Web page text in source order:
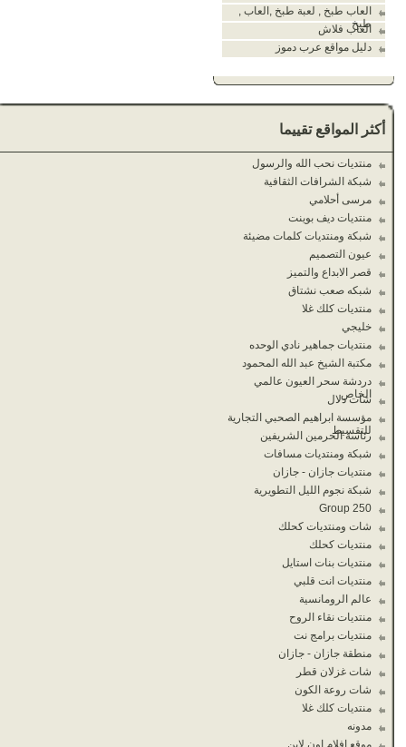
العاب طبخ , لعبة طبخ ,العاب ,
طبخ
العاب فلاش
دليل مواقع عرب دموز
أكثر المواقع تقييما
منتديات نحب الله والرسول
شبكة الشرافات الثقافية
مرسى أحلامي
منتديات ديف بوينت
شبكة ومنتديات كلمات مضيئة
عيون التصميم
قصر الابداع والتميز
شبكه صعب نشتاق
منتديات كلك غلا
خليجي
منتديات جماهير نادي الوحده
مكتبة الشيخ عبد الله المحمود
دردشة سحر العيون عالمي
الخاص
شات دلال
مؤسسة ابراهيم الصحبي التجارية
للتقسيط
رئاسة الحرمين الشريفين
شبكة ومنتديات مسافات
منتديات جازان - جازان
شبكة نجوم الليل التطويرية
Group 250
شات ومنتديات كحلك
منتديات كحلك
منتديات بنات استايل
منتديات انت قلبي
عالم الرومانسية
منتديات نقاء الروح
منتديات برامج نت
منطقة جازان - جازان
شات غزلان قطر
شات روعة الكون
منتديات كلك غلا
مدونه
موقع افلام اون لاين